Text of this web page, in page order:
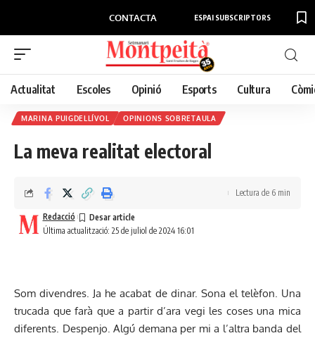
CONTACTA ESPAI SUBSCRIPTORS
Actualitat Escoles Opinió Esports Cultura
MARINA PUIGDELLÍVOL OPINIONS SOBRETAULA
La meva realitat electoral
Última actualització: 25 de juliol de 2024 16:01
Redacció
Lectura de 6 min
Som divendres. Ja he acabat de dinar. Sona el telèfon. Una
trucada que farà que a partir d’ara vegi les coses una mica
diferents. Despenjo. Algú demana per mi a l’altra banda del